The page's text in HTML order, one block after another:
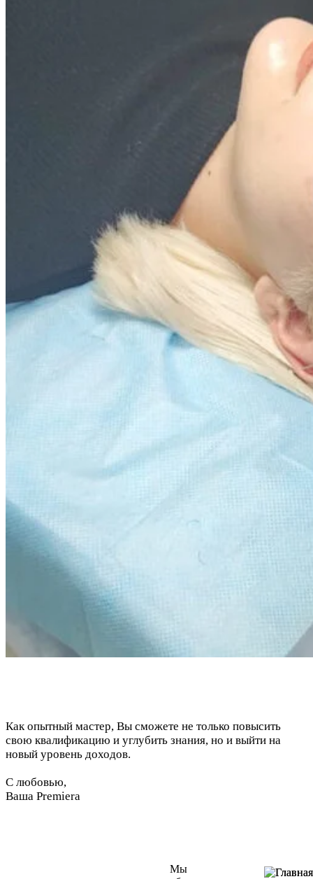
Как опытный мастер, Вы сможете не только повысить
свою квалификацию и углубить знания, но и выйти на
новый уровень доходов.
С любовью,
Ваша Premiera
Мы